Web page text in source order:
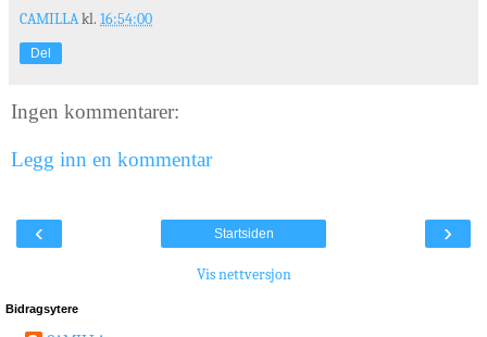
CAMILLAkl. 16:54:00
Del
Ingen kommentarer:
Legg inn en kommentar
‹ ›
Startsiden
Vis nettversjon
Bidragsytere